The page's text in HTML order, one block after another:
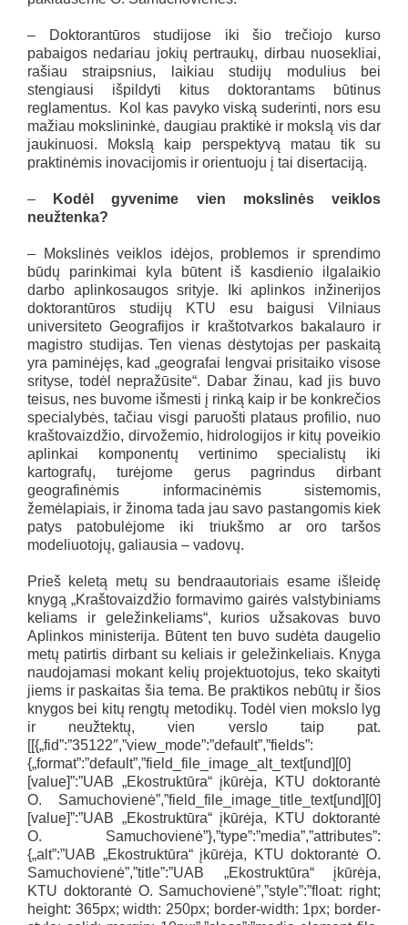
– Doktorantūros studijose iki šio trečiojo kurso
pabaigos nedariau jokių pertraukų, dirbau nuosekliai,
rašiau straipsnius, laikiau studijų modulius bei
stengiausi išpildyti kitus doktorantams būtinus
reglamentus. Kol kas pavyko viską suderinti, nors esu
mažiau mokslininkė, daugiau praktikė ir mokslą vis dar
jaukinuosi. Mokslą kaip perspektyvą matau tik su
praktinėmis inovacijomis ir orientuoju į tai disertaciją.
– Kodėl gyvenime vien mokslinės veiklos
neužtenka?
– Mokslinės veiklos idėjos, problemos ir sprendimo
būdų parinkimai kyla būtent iš kasdienio ilgalaikio
darbo aplinkosaugos srityje. Iki aplinkos inžinerijos
doktorantūros studijų KTU esu baigusi Vilniaus
universiteto Geografijos ir kraštotvarkos bakalauro ir
magistro studijas. Ten vienas dėstytojas per paskaitą
yra paminėjęs, kad „geografai lengvai prisitaiko visose
srityse, todėl nepražūsite“. Dabar žinau, kad jis buvo
teisus, nes buvome išmesti į rinką kaip ir be konkrečios
specialybės, tačiau visgi paruošti plataus profilio, nuo
kraštovaizdžio, dirvožemio, hidrologijos ir kitų poveikio
aplinkai komponentų vertinimo specialistų iki
kartografų, turėjome gerus pagrindus dirbant
geografinėmis informacinėmis sistemomis,
žemėlapiais, ir žinoma tada jau savo pastangomis kiek
patys patobulėjome iki triukšmo ar oro taršos
modeliuotojų, galiausia – vadovų.
Prieš keletą metų su bendraautoriais esame išleidę
knygą „Kraštovaizdžio formavimo gairės valstybiniams
keliams ir geležinkeliams“, kurios užsakovas buvo
Aplinkos ministerija. Būtent ten buvo sudėta daugelio
metų patirtis dirbant su keliais ir geležinkeliais. Knyga
naudojamasi mokant kelių projektuotojus, teko skaityti
jiems ir paskaitas šia tema. Be praktikos nebūtų ir šios
knygos bei kitų rengtų metodikų. Todėl vien mokslo lyg
ir neužtektų, vien verslo taip pat.
[[{„fid”:”35122″,”view_mode”:”default”,”fields”:
{„format”:”default”,”field_file_image_alt_text[und][0]
[value]”:”UAB „Ekostruktūra“ įkūrėja, KTU doktorantė
O. Samuchovienė”,”field_file_image_title_text[und][0]
[value]”:”UAB „Ekostruktūra“ įkūrėja, KTU doktorantė
O. Samuchovienė”},”type”:”media”,”attributes”:
{„alt”:”UAB „Ekostruktūra“ įkūrėja, KTU doktorantė O.
Samuchovienė”,”title”:”UAB „Ekostruktūra“ įkūrėja,
KTU doktorantė O. Samuchovienė”,”style”:”float: right;
height: 365px; width: 250px; border-width: 1px; border-